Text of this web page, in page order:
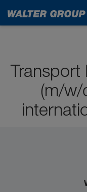
Schulabsolvent*innen
Transport
(m/w/